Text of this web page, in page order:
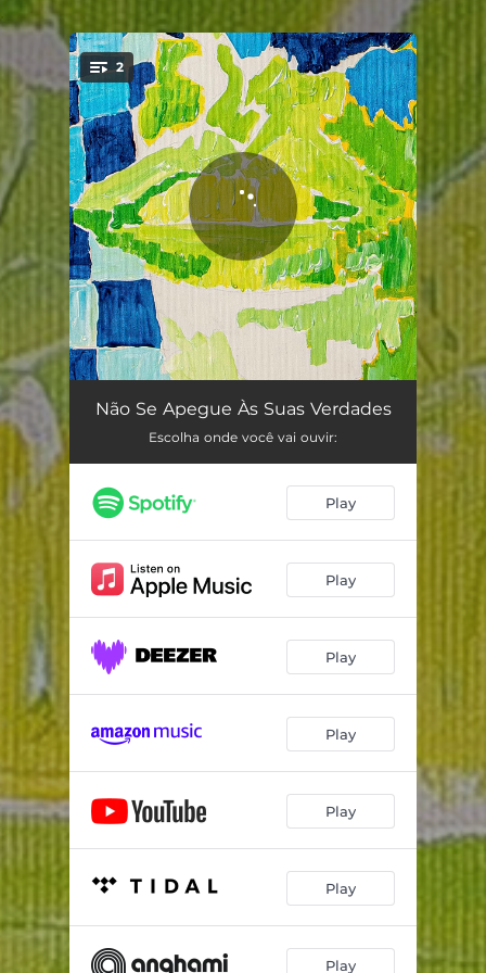
You're all set!
2
Não Se Apegue às Suas Verdades 03:32
Desmonta
Não Se Apegue Às Suas Verdades
Escolha onde você vai ouvir:
Play
Play
Play
Play
Play
Play
Play